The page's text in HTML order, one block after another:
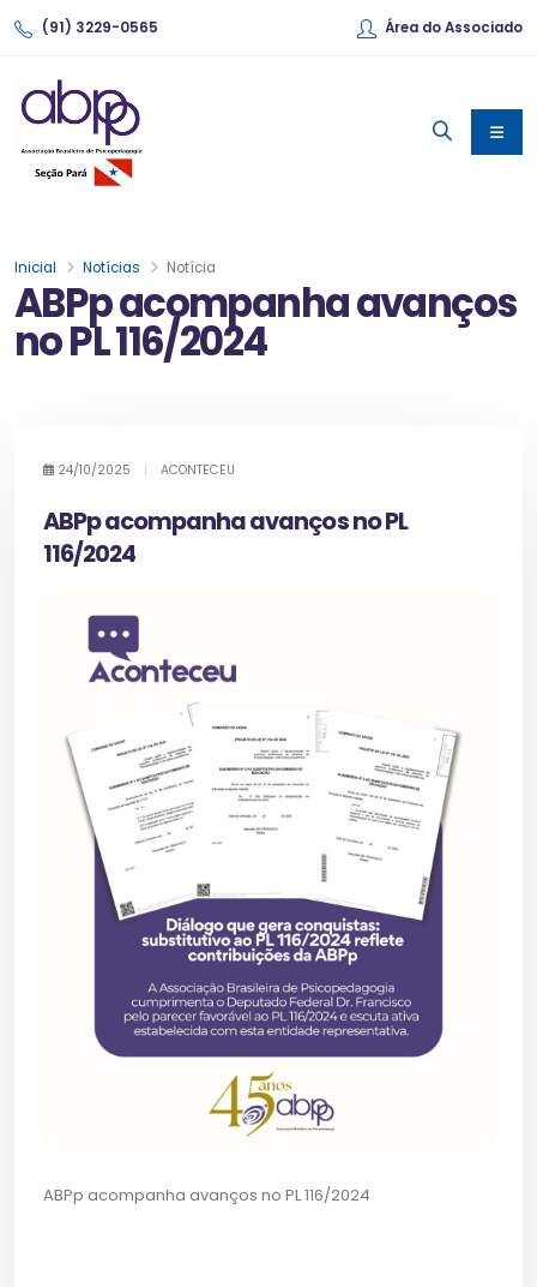
(91) 3229-0565 Área do Associado
ABPp acompanha avanços
no PL 116/2024
Inicial Notícias Notícia
24/10/2025 | ACONTECEU
ABPp acompanha avanços no PL
116/2024
ABPp acompanha avanços no PL 116/2024